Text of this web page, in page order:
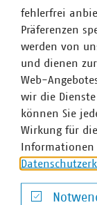
e.V.,
Berlin,
kommunaler
Brandenburg,
Berlin und
Kaufleute und
fehlerfrei
Präferenzen
werden von
und dienen
Web-
wir die
können Sie
Wirkung für
Informationen